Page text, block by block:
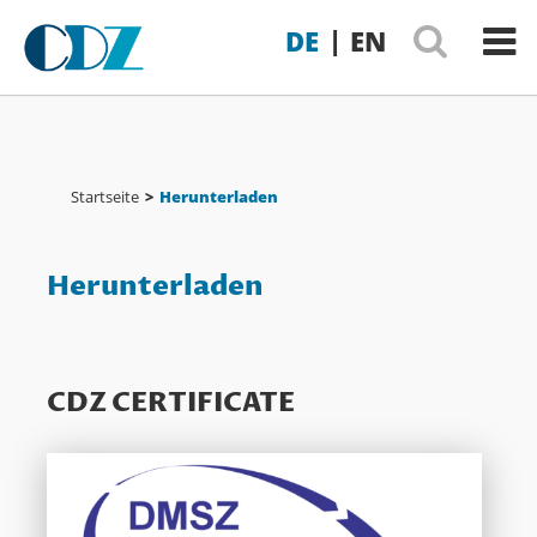
DE | EN
Startseite > Herunterladen
Herunterladen
CDZ CERTIFICATE